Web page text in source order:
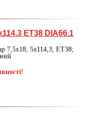
ET38 DIA66.1
7,5x18; 5x114,3; ET38;